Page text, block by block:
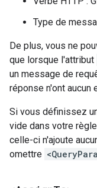
Type de
De plus, vous ne
que lorsque l'attribut
un message de
réponse n'ont aucun
Si vous définissez
vide dans votre
celle-ci n'ajoute
omettre